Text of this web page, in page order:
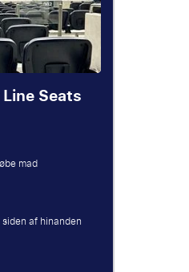
Seats
mad
af hinanden